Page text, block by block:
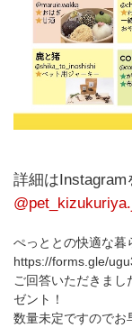
詳細はInstagram
ぺっととの快適な暮
https://forms.gle/
ご回答いただきまし
ゼント！
数量未定ですのでお